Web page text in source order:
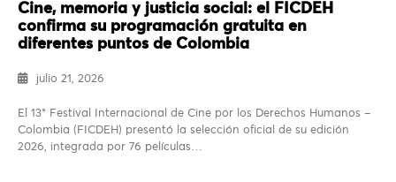
Cine, memoria y justicia social: el FICDEH
confirma su programación gratuita en
diferentes puntos de Colombia
julio 21, 2026
El 13° Festival Internacional de Cine por los Derechos Humanos –
Colombia (FICDEH) presentó la selección oficial de su edición
2026, integrada por 76 películas…